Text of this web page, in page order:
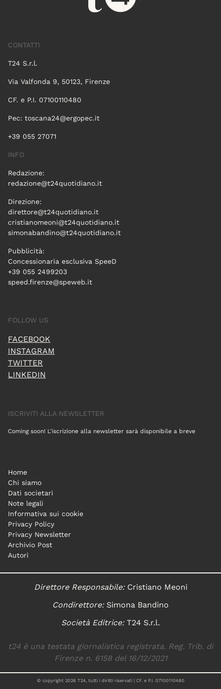
CONTATTI
T24 S.r.l.
Via Valfonda 9, 50123, Firenze
CF. e P.I. 07100110480
Pec: toscana24@ergopec.it
+39 055 27071
INFO
Redazione:
redazione@t24quotidiano.it
Direzione:
direttore@t24quotidiano.it
cristianomeoni@t24quotidiano.it
simonabandino@t24quotidiano.it
Pubblicità:
Concessionaria esclusiva SpeeD
+39 055 2499203
speed.firenze@speweb.it
FOLLOW US
FACEBOOK
INSTAGRAM
TWITTER
LINKEDIN
ISCRIVITI ALLA NEWSLETTER
Coming soon! L'iscrizione alla newsletter sarà disponibile a breve
Home
Chi siamo
Dati societari
Note legali
Informativa sui cookie
Privacy Policy
Privacy Newsletter
Archivio Post
Autori
Direttore Responsabile:Cristiano Meoni
Condirettore:Simona Bandino
Società Editrice:T24 S.r.l.
t24 è una testata giornalistica registrata. Reg. Trib. di
Firenze n. 6158 del 16/12/2021
© copyright 2026 T24, tutti i diritti riservati | CF. e P.I. 07100110480